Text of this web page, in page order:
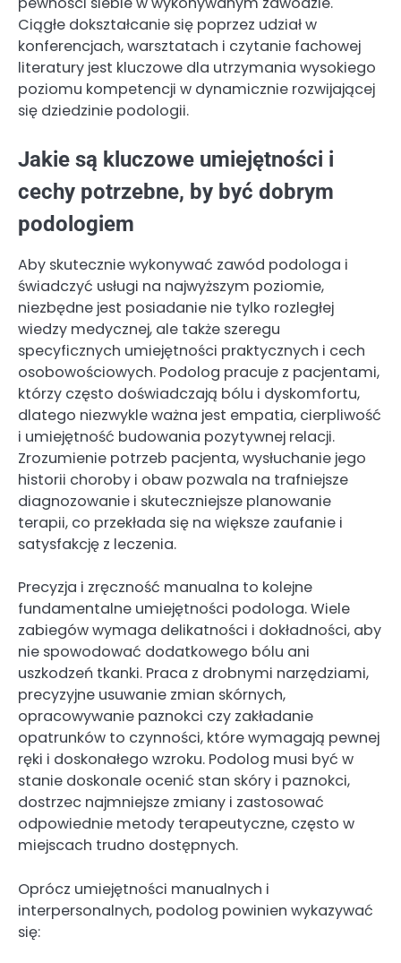
Ciągłe dokształcanie się poprzez udział w
konferencjach, warsztatach i czytanie fachowej
literatury jest kluczowe dla utrzymania wysokiego
poziomu kompetencji w dynamicznie rozwijającej
się dziedzinie podologii.
Jakie są kluczowe umiejętności i
cechy potrzebne, by być dobrym
podologiem
Aby skutecznie wykonywać zawód podologa i
świadczyć usługi na najwyższym poziomie,
niezbędne jest posiadanie nie tylko rozległej
wiedzy medycznej, ale także szeregu
specyficznych umiejętności praktycznych i cech
osobowościowych. Podolog pracuje z pacjentami,
którzy często doświadczają bólu i dyskomfortu,
dlatego niezwykle ważna jest empatia, cierpliwość
i umiejętność budowania pozytywnej relacji.
Zrozumienie potrzeb pacjenta, wysłuchanie jego
historii choroby i obaw pozwala na trafniejsze
diagnozowanie i skuteczniejsze planowanie
terapii, co przekłada się na większe zaufanie i
satysfakcję z leczenia.
Precyzja i zręczność manualna to kolejne
fundamentalne umiejętności podologa. Wiele
zabiegów wymaga delikatności i dokładności, aby
nie spowodować dodatkowego bólu ani
uszkodzeń tkanki. Praca z drobnymi narzędziami,
precyzyjne usuwanie zmian skórnych,
opracowywanie paznokci czy zakładanie
opatrunków to czynności, które wymagają pewnej
ręki i doskonałego wzroku. Podolog musi być w
stanie doskonale ocenić stan skóry i paznokci,
dostrzec najmniejsze zmiany i zastosować
odpowiednie metody terapeutyczne, często w
miejscach trudno dostępnych.
Oprócz umiejętności manualnych i
interpersonalnych, podolog powinien wykazywać
się: